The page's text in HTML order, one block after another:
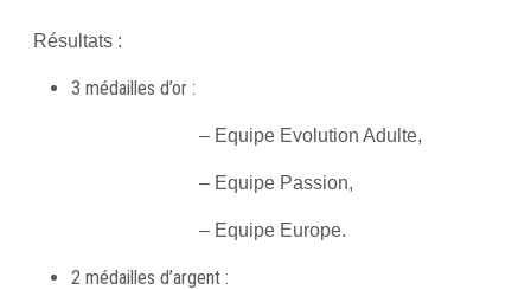
Résultats :
3 médailles d’or :
– Equipe Evolution Adulte,
– Equipe Passion,
– Equipe Europe.
2 médailles d’argent :